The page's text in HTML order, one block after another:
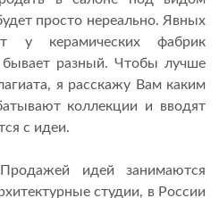
просто нереально. Явных
у керамических фабрик
бывает разный. Чтобы лучше
я расскажу Вам каким
коллекции и вводят
с идеи.
идей занимаются
студии, в России